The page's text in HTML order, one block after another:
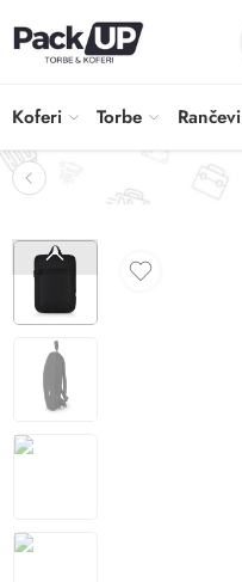
Koferi Torbe Rančevi